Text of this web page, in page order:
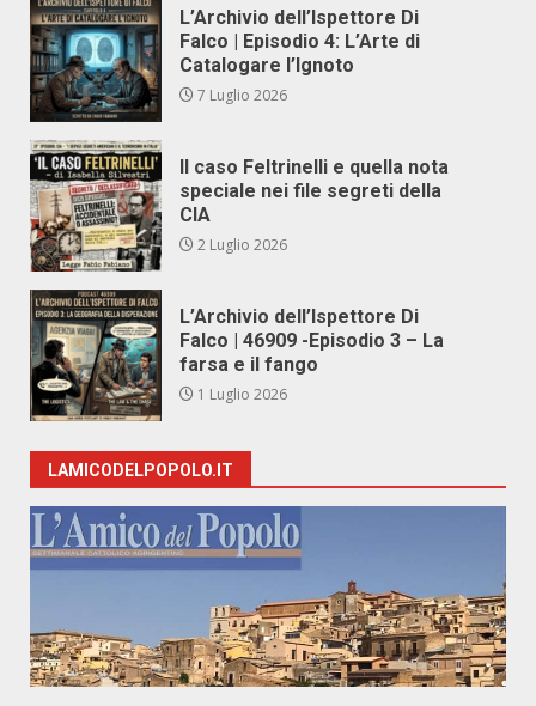
L’Archivio dell’Ispettore Di
Falco | Episodio 4: L’Arte di
Catalogare l’Ignoto
7 Luglio 2026
Il caso Feltrinelli e quella nota
speciale nei file segreti della
CIA
2 Luglio 2026
L’Archivio dell’Ispettore Di
Falco | 46909 -Episodio 3 – La
farsa e il fango
1 Luglio 2026
LAMICODELPOPOLO.IT